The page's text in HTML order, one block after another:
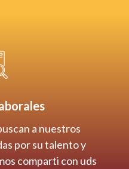
a nuestros
por su talento y
comparti con uds